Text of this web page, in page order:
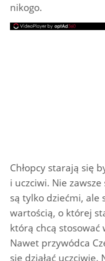
nikogo.
Chłopcy starają się
i uczciwi. Nie
są tylko dziećmi, ale
wartością, o której
którą chcą stosować
Nawet przywódca
się działać uczciwie.